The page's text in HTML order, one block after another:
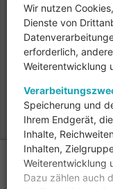
Wir nutzen
Dienste von
erforderlich,
Weiterentwicklung
Speicherung und
Ihrem Endgerät,
Inhalte,
Inhalten,
Weiterentwicklung
Dazu zählen auch